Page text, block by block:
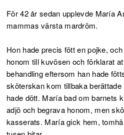
För 42 år sedan upplevde María
mammas värsta mardröm.
Hon hade precis fött en pojke,
honom till kuvösen och förklarat
behandling eftersom han hade
sköterskan kom tillbaka
hade dött. María bad om barnets
adjö och begrava honom, men
kasserats. María gick hem,